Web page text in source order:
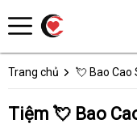
Trang chủ 💘 Bao Cao
Tiệm 💘 Bao